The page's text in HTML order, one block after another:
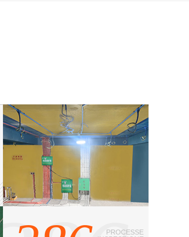
PROCESSE